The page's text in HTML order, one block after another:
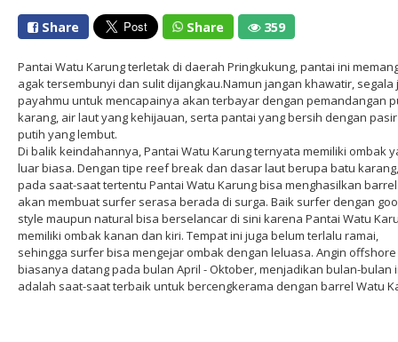
Share Share 359
Pantai Watu Karung terletak di daerah Pringkukung, pantai ini
agak tersembunyi dan sulit dijangkau.Namun jangan khawatir, segala
payahmu untuk mencapainya akan terbayar dengan pemandangan
karang, air laut yang kehijauan, serta pantai yang bersih dengan pasir
putih yang lembut.
Di balik keindahannya, Pantai Watu Karung ternyata memiliki ombak
luar biasa. Dengan tipe reef break dan dasar laut berupa batu karang,
pada saat-saat tertentu Pantai Watu Karung bisa menghasilkan
akan membuat surfer serasa berada di surga. Baik surfer dengan
style maupun natural bisa berselancar di sini karena Pantai Watu
memiliki ombak kanan dan kiri. Tempat ini juga belum terlalu ramai,
sehingga surfer bisa mengejar ombak dengan leluasa. Angin offshore
biasanya datang pada bulan April - Oktober, menjadikan bulan-bulan
adalah saat-saat terbaik untuk bercengkerama dengan barrel Watu